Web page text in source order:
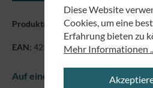
Produktnummer:29115
EAN: 4250479839557
Auf einem Blick
Diese Website
Cookies, um eine
Erfahrung bieten zu
Mehr Informationen ...